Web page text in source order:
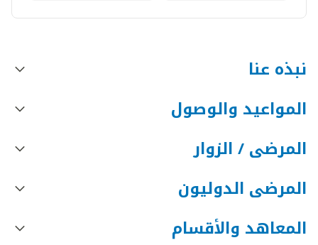
نبذه عنا
المواعيد والوصول
المرضى / الزوار
المرضى الدوليون
المعاهد والأقسام